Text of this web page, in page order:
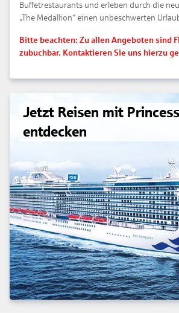
Buffetrestaurants und erleben durch die
„The Medallion“ einen unbeschwerten
Bitte beachten: Zu allen Angeboten sind
zubuchbar. Kontaktieren Sie uns hierzu
Jetzt Reisen mit
entdecken